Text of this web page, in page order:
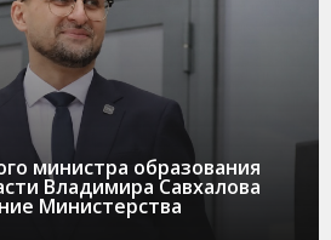
министра образования
Владимира Савхалова
Министерства